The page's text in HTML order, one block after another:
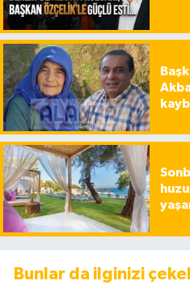
Bunlar da ilginizi